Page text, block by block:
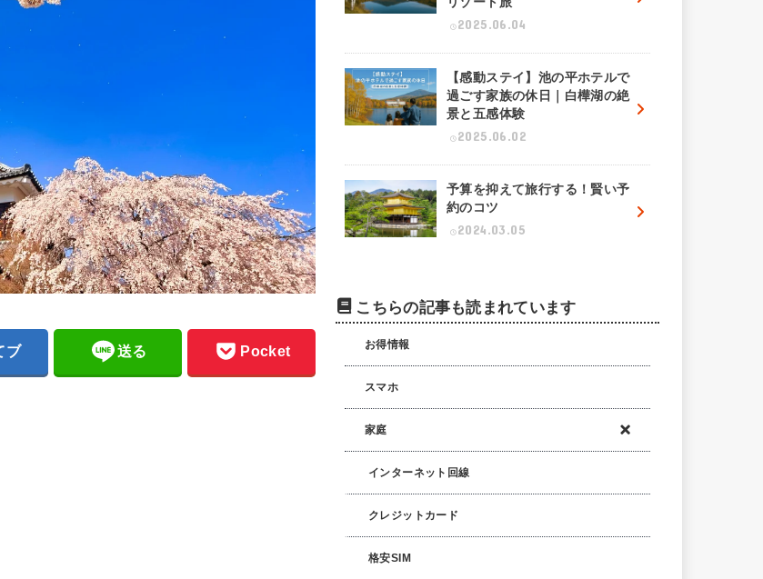
ブ 送る Pocket
2025.06.04
【感動ステイ】池の平ホテルで
過ごす家族の休日｜白樺湖の絶
景と五感体験
2025.06.02
予算を抑えて旅行する！賢い予
約のコツ
2024.03.05
こちらの記事も読まれています
お得情報
スマホ
家庭
インターネット回線
クレジットカード
格安SIM